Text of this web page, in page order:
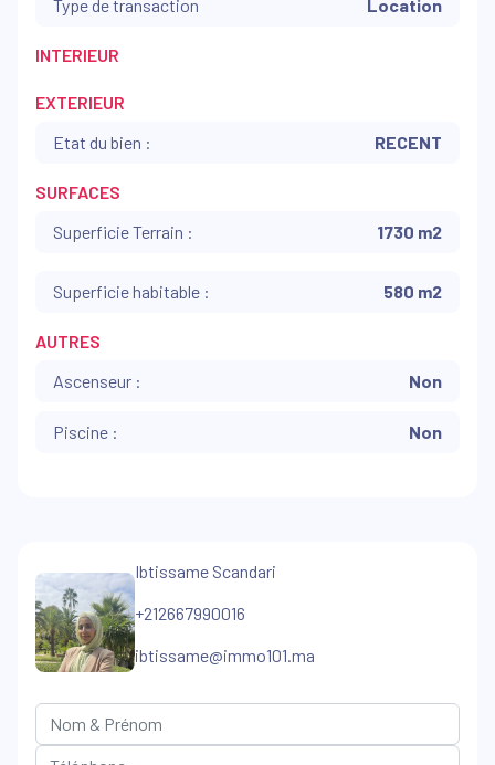
Type de transaction Location
INTERIEUR
EXTERIEUR
Etat du bien :
RECENT
SURFACES
Superficie Terrain :
1730 m2
Superficie habitable : 580 m2
AUTRES
Ascenseur :
Non
Piscine : Non
Ibtissame Scandari
+212667990016
ibtissame@immo101.ma